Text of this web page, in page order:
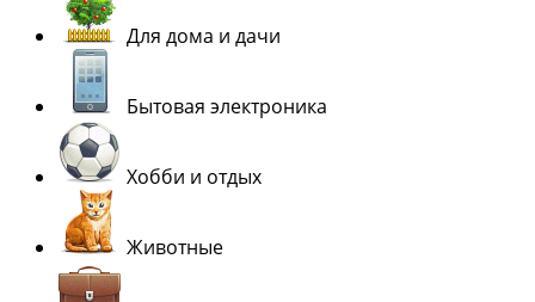
Для дома и дачи
Бытовая электроника
Хобби и отдых
Животные